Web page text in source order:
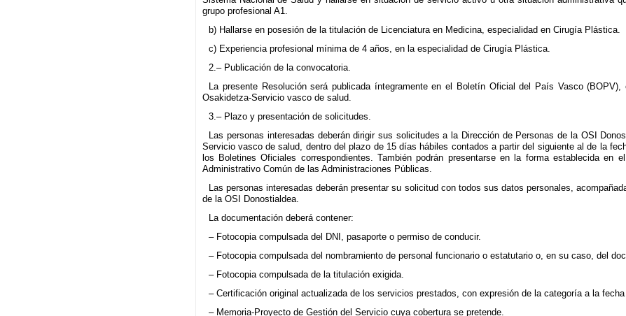
grupo profesional A1.
b) Hallarse en posesión de la titulación de Licenciatura en Medicina, especialidad en Cirugía Plástica.
c) Experiencia profesional mínima de 4 años, en la especialidad de Cirugía Plástica.
2.– Publicación de la convocatoria.
La presente Resolución será publicada íntegramente en el Boletín Oficial del País Vasco
Osakidetza-Servicio vasco de salud.
3.– Plazo y presentación de solicitudes.
Las personas interesadas deberán dirigir sus solicitudes a la Dirección de Personas de la OSI
Servicio vasco de salud, dentro del plazo de 15 días hábiles contados a partir del siguiente al de la
los Boletines Oficiales correspondientes. También podrán presentarse en la forma establecida
Administrativo Común de las Administraciones Públicas.
Las personas interesadas deberán presentar su solicitud con todos sus datos personales,
de la OSI Donostialdea.
La documentación deberá contener:
– Fotocopia compulsada del DNI, pasaporte o permiso de conducir.
– Fotocopia compulsada del nombramiento de personal funcionario o estatutario o, en su caso, del
– Fotocopia compulsada de la titulación exigida.
– Certificación original actualizada de los servicios prestados, con expresión de la categoría a la
– Memoria-Proyecto de Gestión del Servicio cuya cobertura se pretende.